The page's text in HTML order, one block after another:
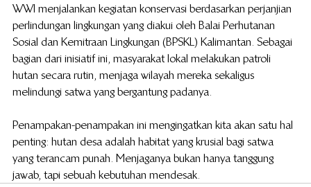
WWI menjalankan kegiatan konservasi berdasarkan perjanjian
perlindungan lingkungan yang diakui oleh Balai Perhutanan
Sosial dan Kemitraan Lingkungan (BPSKL) Kalimantan. Sebagai
bagian dari inisiatif ini, masyarakat lokal melakukan patroli
hutan secara rutin, menjaga wilayah mereka sekaligus
melindungi satwa yang bergantung padanya.
Penampakan-penampakan ini mengingatkan kita akan satu hal
penting: hutan desa adalah habitat yang krusial bagi satwa
yang terancam punah. Menjaganya bukan hanya tanggung
jawab, tapi sebuah kebutuhan mendesak.